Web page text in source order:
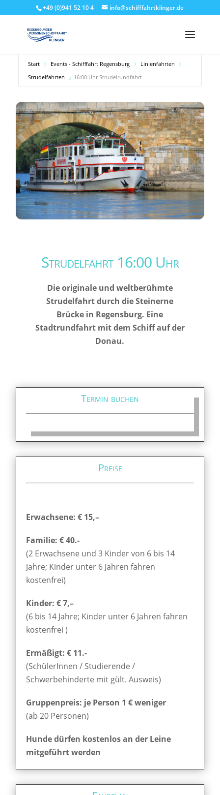
+49 (0)941 52 10 4 info@schifffahrtklinger.de
Start Events - Schifffahrt Regensburg
Linienfahrten
Strudelfahrten
16:00 Uhr Strudelrundfahrt
Strudelfahrt 16:00 Uhr
Die originale und weltberühmte
Strudelfahrt durch die Steinerne
Brücke in Regensburg. Eine
Stadtrundfahrt mit dem Schiff auf der
Donau.
Termin buchen
Preise
Erwachsene: € 15,–
Familie: € 40.-
(2 Erwachsene und 3 Kinder von 6 bis 14
Jahre; Kinder unter 6 Jahren fahren
kostenfrei)
Kinder: € 7,–
(6 bis 14 Jahre; Kinder unter 6 Jahren fahren
kostenfrei )
Ermäßigt: € 11.-
(SchülerInnen / Studierende /
Schwerbehinderte mit gült. Ausweis)
Gruppenpreis: je Person 1 € weniger
(ab 20 Personen)
Hunde dürfen kostenlos an der Leine
mitgeführt werden